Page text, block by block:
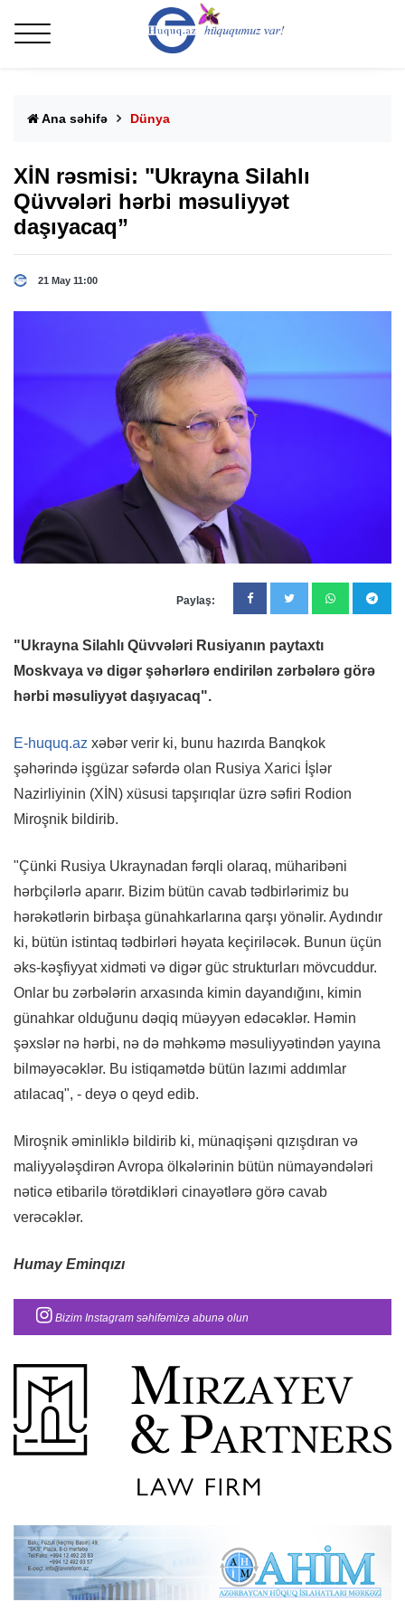
Ana səhifə Dünya
XİN rəsmisi: "Ukrayna Silahlı
Qüvvələri hərbi məsuliyyət
daşıyacaq”
21 May 11:00
Paylaş:
"Ukrayna Silahlı Qüvvələri Rusiyanın paytaxtı
Moskvaya və digər şəhərlərə endirilən zərbələrə görə
hərbi məsuliyyət daşıyacaq".
E-huquq.az xəbər verir ki, bunu hazırda Banqkok
şəhərində işgüzar səfərdə olan Rusiya Xarici İşlər
Nazirliyinin (XİN) xüsusi tapşırıqlar üzrə səfiri Rodion
Miroşnik bildirib.
"Çünki Rusiya Ukraynadan fərqli olaraq, müharibəni
hərbçilərlə aparır. Bizim bütün cavab tədbirlərimiz bu
hərəkətlərin birbaşa günahkarlarına qarşı yönəlir. Aydındır
ki, bütün istintaq tədbirləri həyata keçiriləcək. Bunun üçün
əks-kəşfiyyat xidməti və digər güc strukturları mövcuddur.
Onlar bu zərbələrin arxasında kimin dayandığını, kimin
günahkar olduğunu dəqiq müəyyən edəcəklər. Həmin
şəxslər nə hərbi, nə də məhkəmə məsuliyyətindən yayına
bilməyəcəklər. Bu istiqamətdə bütün lazımi addımlar
atılacaq", - deyə o qeyd edib.
Miroşnik əminliklə bildirib ki, münaqişəni qızışdıran və
maliyyələşdirən Avropa ölkələrinin bütün nümayəndələri
nəticə etibarilə törətdikləri cinayətlərə görə cavab
verəcəklər.
Humay Eminqızı
Bizim Instagram səhifəmizə abunə olun